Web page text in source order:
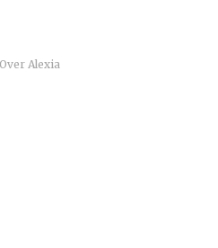
Over Alexia